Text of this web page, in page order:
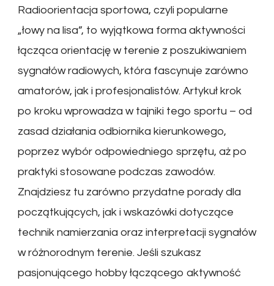
Radioorientacja sportowa, czyli popularne
„łowy na lisa”, to wyjątkowa forma aktywności
łącząca orientację w terenie z poszukiwaniem
sygnałów radiowych, która fascynuje zarówno
amatorów, jak i profesjonalistów. Artykuł krok
po kroku wprowadza w tajniki tego sportu – od
zasad działania odbiornika kierunkowego,
poprzez wybór odpowiedniego sprzętu, aż po
praktyki stosowane podczas zawodów.
Znajdziesz tu zarówno przydatne porady dla
początkujących, jak i wskazówki dotyczące
technik namierzania oraz interpretacji sygnałów
w różnorodnym terenie. Jeśli szukasz
pasjonującego hobby łączącego aktywność